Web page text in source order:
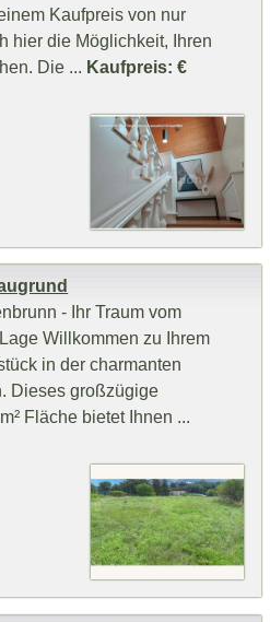
Kaufpreis von nur
hier die Möglichkeit, Ihren
Die ... Kaufpreis: €
- Ihr Traum vom
Willkommen zu Ihrem
in der charmanten
Dieses großzügige
Fläche bietet Ihnen ...